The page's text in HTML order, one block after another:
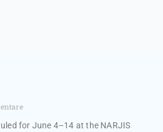
for June 4–14 at the NARJIS